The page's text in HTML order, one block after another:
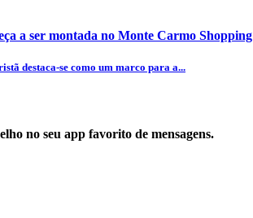
a ser montada no Monte Carmo Shopping
destaca-se como um marco para a...
no seu app favorito de mensagens.